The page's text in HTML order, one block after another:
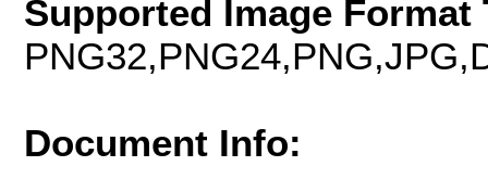
Supported Image Format
Document Info: